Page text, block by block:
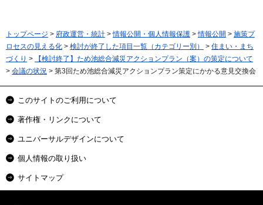
トップページ > 府政運営・統計 >情報公開・個人情報保護 >情報公開 > 施策プ
ロセスの見える化 > 検討が終了した項目一覧（カテゴリー別） > 住まい・まち
づくり >
【検討終了】ため池総合減災アクションプラン（案）の策定について
> 会議の状況 > 第3回ため池総合減災アクションプラン策定にかかる意見交換会
このサイトのご利用について
著作権・リンクについて
ユニバーサルデザインについて
個人情報の取り扱い
サイトマップ